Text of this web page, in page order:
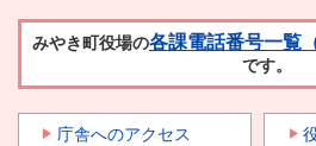
みやき町役場の各課電話番号一覧
です。
庁舎へのアクセス